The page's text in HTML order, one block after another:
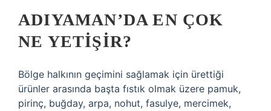
ADIYAMAN’DA EN ÇOK
NE YETIŞIR?
Bölge halkının geçimini sağlamak için ürettiği
ürünler arasında başta fıstık olmak üzere pamuk,
pirinç, buğday, arpa, nohut, fasulye, mercimek,